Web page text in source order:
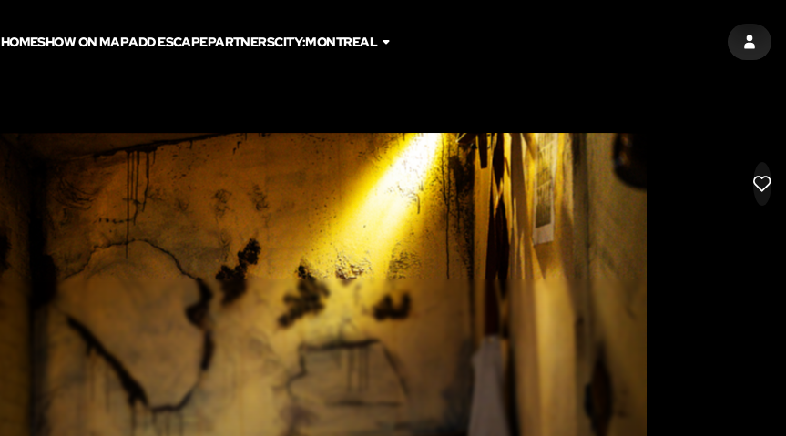
SIGN
HOMESHOW ON MAPADD ESCAPEPARTNERSCITY:MONTREAL